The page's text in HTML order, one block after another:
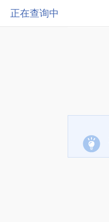
正在查询中